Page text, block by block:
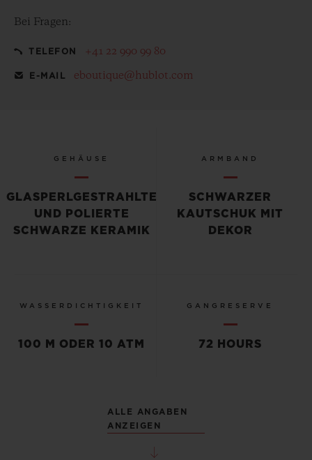
Bei Fragen:
TELEFON +41 22 990 99 80
E-MAIL eboutique@hublot.com
GEHÄUSE
GLASPERLGESTRAHLTE
UND POLIERTE
SCHWARZE KERAMIK
ARMBAND
SCHWARZER
KAUTSCHUK MIT
DEKOR
WASSERDICHTIGKEIT
100 M ODER 10 ATM
GANGRESERVE
72 HOURS
ALLE ANGABEN
ANZEIGEN